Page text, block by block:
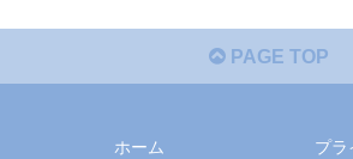
PAGE TOP
ホーム
プラ